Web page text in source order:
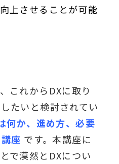
向上させることが可能
これからDXに取り
たいと検討されてい
何か、進め方、必要
座 です。本講座に
で漠然とDXについ